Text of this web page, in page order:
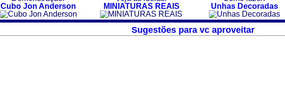
Cubo Jon Anderson
MINIATURAS REAIS
Unhas Decoradas
Sugestões para vc aproveitar